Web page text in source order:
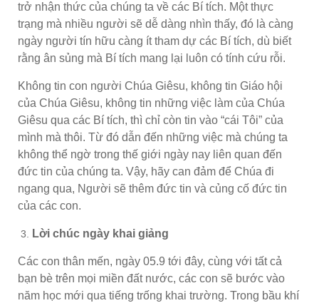
trở nhận thức của chúng ta về các Bí tích. Một thực
trạng mà nhiều người sẽ dễ dàng nhìn thấy, đó là càng
ngày người tín hữu càng ít tham dự các Bí tích, dù biết
rằng ân sủng mà Bí tích mang lại luôn có tính cứu rỗi.
Không tin con người Chúa Giêsu, không tin Giáo hội
của Chúa Giêsu, không tin những việc làm của Chúa
Giêsu qua các Bí tích, thì chỉ còn tin vào “cái Tôi” của
mình mà thôi. Từ đó dẫn đến những việc mà chúng ta
không thể ngờ trong thế giới ngày nay liên quan đến
đức tin của chúng ta. Vậy, hãy can đảm để Chúa đi
ngang qua, Người sẽ thêm đức tin và củng cố đức tin
của các con.
Lời chúc ngày khai giảng
Các con thân mến, ngày 05.9 tới đây, cùng với tất cả
bạn bè trên mọi miền đất nước, các con sẽ bước vào
năm học mới qua tiếng trống khai trường. Trong bầu khí